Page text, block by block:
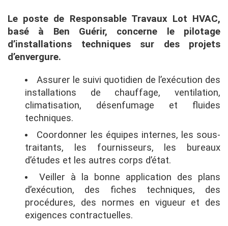
Le poste de Responsable Travaux Lot HVAC,
basé à Ben Guérir, concerne le pilotage
d’installations techniques sur des projets
d’envergure.
Assurer le suivi quotidien de l’exécution des
installations de chauffage, ventilation,
climatisation, désenfumage et fluides
techniques.
Coordonner les équipes internes, les sous-
traitants, les fournisseurs, les bureaux
d’études et les autres corps d’état.
Veiller à la bonne application des plans
d’exécution, des fiches techniques, des
procédures, des normes en vigueur et des
exigences contractuelles.